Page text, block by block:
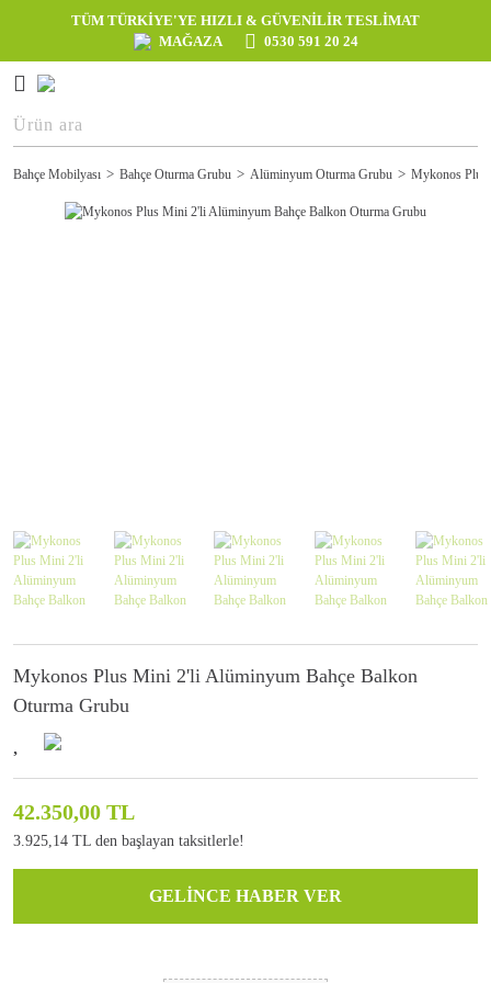
TÜM TÜRKİYE'YE HIZLI & GÜVENİLİR TESLİMAT
MAĞAZA
0530 591 20 24
Bahçe Mobilyası Bahçe Oturma Grubu Alüminyum Oturma Grubu Mykonos Plus
Mykonos Plus Mini 2'li Alüminyum Bahçe Balkon
Oturma Grubu
42.350,00 TL
3.925,14 TL den başlayan taksitlerle!
GELİNCE HABER VER